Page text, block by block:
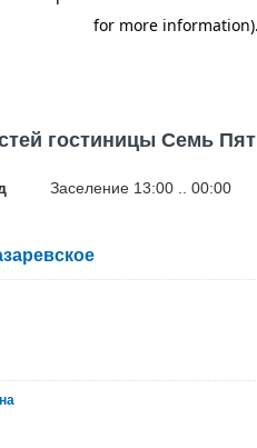
гостиницы Семь
Заселение 13:00 .. 00:00